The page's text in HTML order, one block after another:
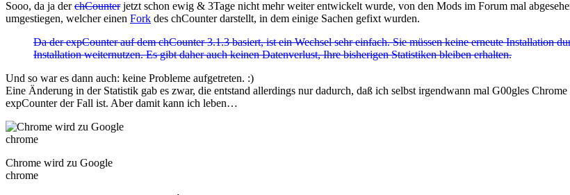
Sooo, da ja derchCounterjetzt schon ewig & 3Tage nicht mehr weiter entwickelt wurde, von den Mods im Forum mal
umgestiegen, welcher einen Fork des chCounter darstellt, in dem einige Sachen gefixt wurden.
Da der expCounter auf dem chCounter 3.1.3 basiert, ist ein Wechsel sehr einfach. Sie müssen keine erneute Installation
Installation weiternutzen. Es gibt daher auch keinen Datenverlust, Ihre bisherigen Statistiken bleiben erhalten.
Und so war es dann auch: keine Probleme aufgetreten. :)
Eine Änderung in der Statistik gab es zwar, die entstand allerdings nur dadurch, daß ich selbst irgendwann mal G00gles
expCounter der Fall ist. Aber damit kann ich leben…
Chrome wird zu Google
chrome